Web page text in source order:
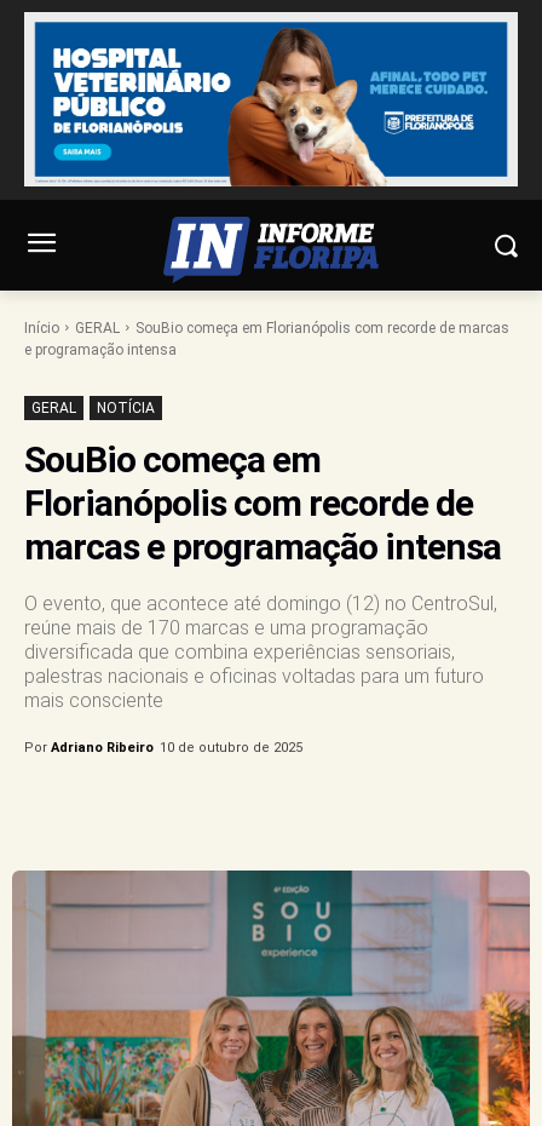
Início GERAL
SouBio começa em Florianópolis com recorde de marcas
e programação intensa
GERAL NOTÍCIA
SouBio começa em
Florianópolis com recorde de
marcas e programação intensa
O evento, que acontece até domingo (12) no CentroSul,
reúne mais de 170 marcas e uma programação
diversificada que combina experiências sensoriais,
palestras nacionais e oficinas voltadas para um futuro
mais consciente
Por Adriano Ribeiro 10 de outubro de 2025